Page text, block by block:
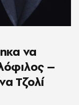
να
–
Τζολί